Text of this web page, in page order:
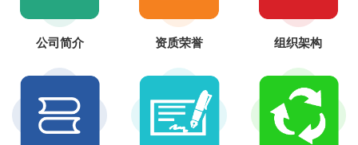
公司简介 资质荣誉 组织架构